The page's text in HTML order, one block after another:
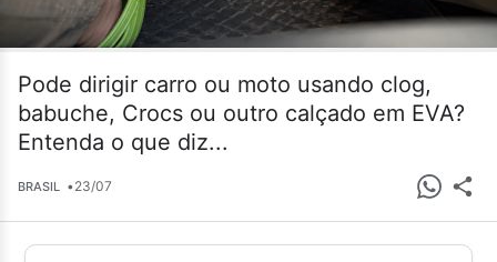
Pode dirigir carro ou moto usando clog,
babuche, Crocs ou outro calçado em EVA?
Entenda o que diz...
BRASIL •23/07